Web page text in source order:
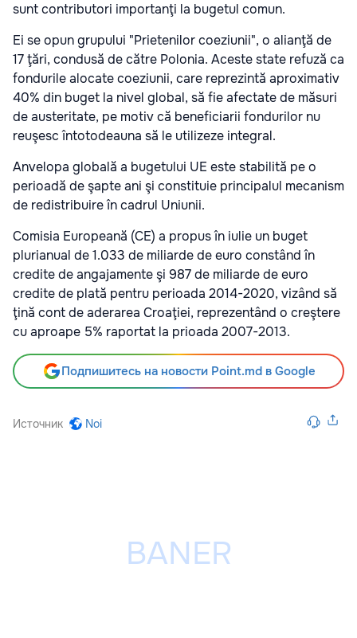
sunt contributori importanţi la bugetul comun.
Ei se opun grupului "Prietenilor coeziunii", o alianţă de
17 ţări, condusă de către Polonia. Aceste state refuză ca
fondurile alocate coeziunii, care reprezintă aproximativ
40% din buget la nivel global, să fie afectate de măsuri
de austeritate, pe motiv că beneficiarii fondurilor nu
reuşesc întotodeauna să le utilizeze integral.
Anvelopa globală a bugetului UE este stabilită pe o
perioadă de şapte ani şi constituie principalul mecanism
de redistribuire în cadrul Uniunii.
Comisia Europeană (CE) a propus în iulie un buget
plurianual de 1.033 de miliarde de euro constând în
credite de angajamente şi 987 de miliarde de euro
credite de plată pentru perioada 2014-2020, vizând să
ţină cont de aderarea Croaţiei, reprezentând o creştere
cu aproape 5% raportat la prioada 2007-2013.
Подпишитесь на новости Point.md в Google
Источник Noi